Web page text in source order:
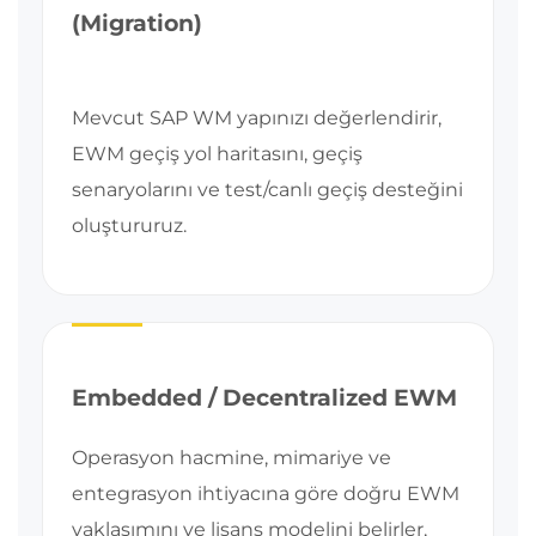
(Migration)
Mevcut SAP WM yapınızı değerlendirir,
EWM geçiş yol haritasını, geçiş
senaryolarını ve test/canlı geçiş desteğini
oluştururuz.
Embedded / Decentralized EWM
Operasyon hacmine, mimariye ve
entegrasyon ihtiyacına göre doğru EWM
yaklaşımını ve lisans modelini belirler,